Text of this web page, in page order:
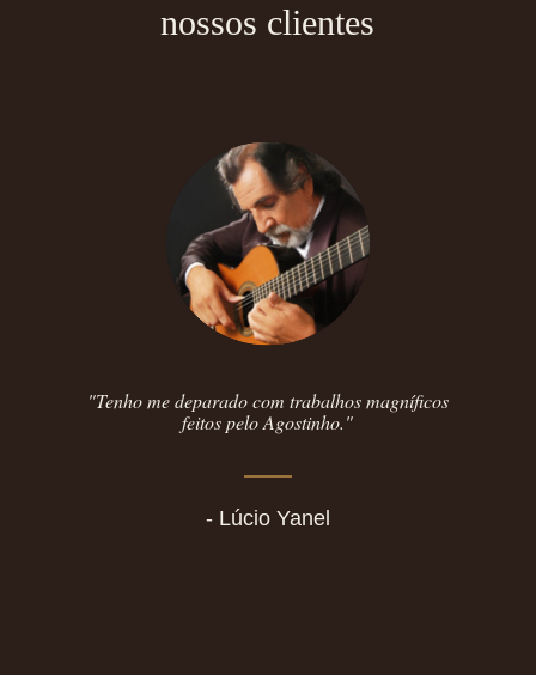
nossos clientes
"Tenho me deparado com trabalhos magníficos
feitos pelo Agostinho."
- Lúcio Yanel